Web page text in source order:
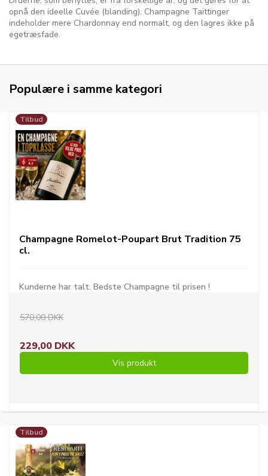
opnå den ideelle Cuvée (blanding). Champagne Taittinger
indeholder mere Chardonnay end normalt, og den lagres ikke på
egetræsfade.
Populære i samme kategori
Tilbud
Champagne Romelot-Poupart Brut Tradition 75
cl.
Kunderne har talt. Bedste Champagne til prisen !
570,00 DKK
229,00 DKK
Vis produkt
Tilbud